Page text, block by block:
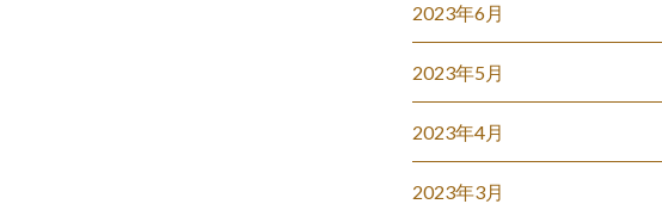
2023年6月
2023年5月
2023年4月
2023年3月